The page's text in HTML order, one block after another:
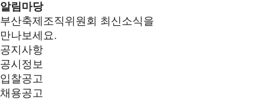
알림마당
부산축제조직위원회 최신소식을
만나보세요.
공지사항
공시정보
입찰공고
채용공고